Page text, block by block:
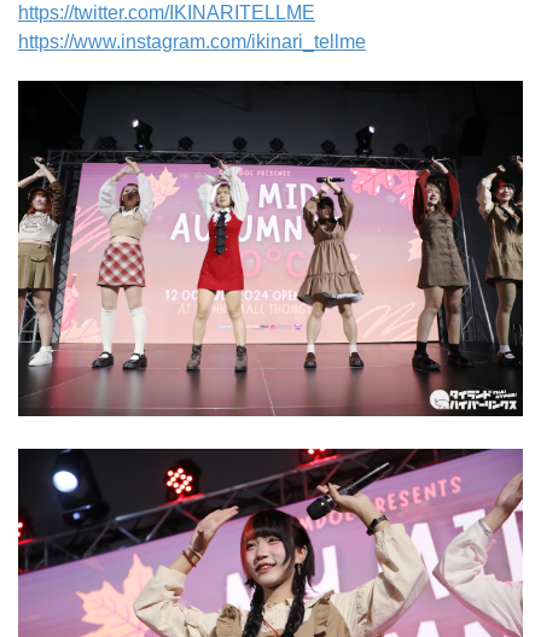
https://twitter.com/IKINARITELLME
https://www.instagram.com/ikinari_tellme